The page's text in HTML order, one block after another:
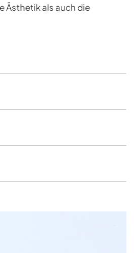
Ästhetik als auch die